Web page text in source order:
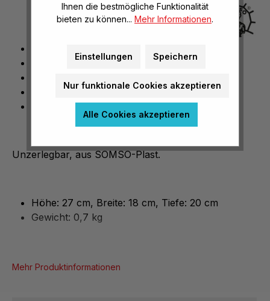
Höhe: 27 cm
Tiefe: 20 cm
Gewicht: 0,7 kg
Unzerlegbar, aus SOMSO-Plast.
Höhe: 27 cm, Breite: 18 cm, Tiefe: 20 cm
Gewicht: 0,7 kg
Mehr Produktinformationen
Ihnen die bestmögliche Funktionalität
bieten zu können... Mehr Informationen.
Einstellungen Speichern
Nur funktionale Cookies akzeptieren
Alle Cookies akzeptieren